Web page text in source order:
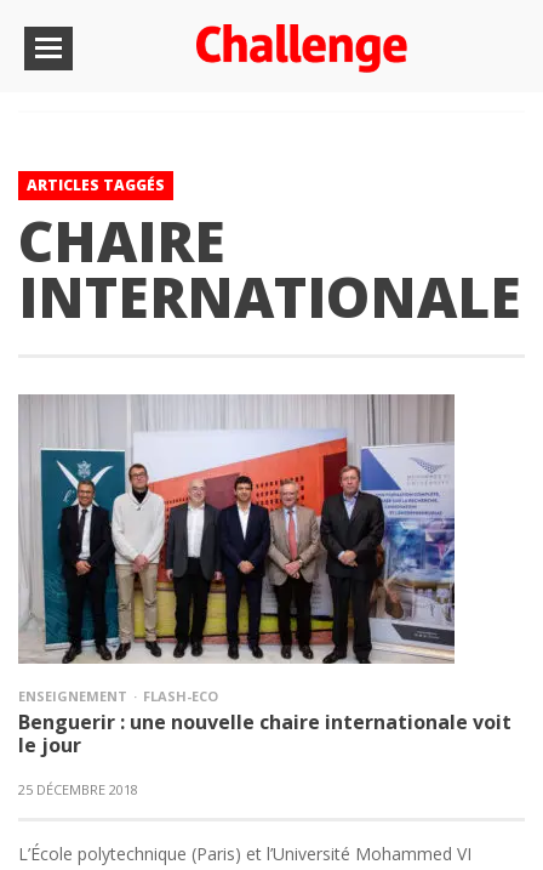
ARTICLES TAGGÉS
CHAIRE
INTERNATIONALE
ENSEIGNEMENT FLASH-ECO
Benguerir : une nouvelle chaire internationale voit
le jour
25 DÉCEMBRE 2018
L’École polytechnique (Paris) et l’Université Mohammed VI